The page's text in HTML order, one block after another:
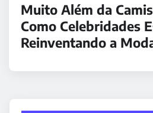
Muito Além da
Como Celebridades
Reinventando a